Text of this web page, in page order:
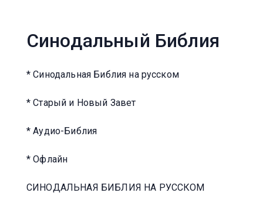
Синодальный Библия
* Синодальная Библия на русском
* Старый и Новый Завет
* Аудио-Библия
* Офлайн
СИНОДАЛЬНАЯ БИБЛИЯ НА РУССКОМ